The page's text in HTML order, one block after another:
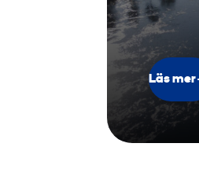
Läs mer